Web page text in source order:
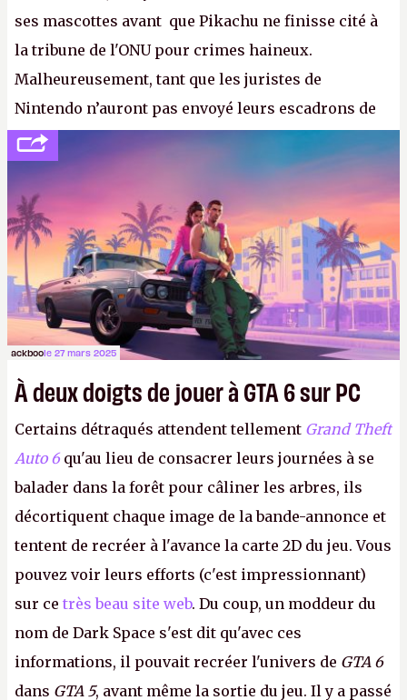
ses mascottes avant que Pikachu ne finisse cité à
la tribune de l'ONU pour crimes haineux.
Malheureusement, tant que les juristes de
Nintendo n’auront pas envoyé leurs escadrons de
la mort judiciaires pour distribuer du copyright
strike à tour de bras, l'Oncle Sam continuera
d'étaler sa confiture intellectuelle sur vos
souvenirs d'enfance.P.
ackboole 27 mars 2025
À deux doigts de jouer à GTA 6 sur PC
Certains détraqués attendent tellement Grand Theft
Auto 6 qu'au lieu de consacrer leurs journées à se
balader dans la forêt pour câliner les arbres, ils
décortiquent chaque image de la bande-annonce et
tentent de recréer à l'avance la carte 2D du jeu. Vous
pouvez voir leurs efforts (c'est impressionnant)
sur ce très beau site web. Du coup, un moddeur du
nom de Dark Space s'est dit qu'avec ces
informations, il pouvait recréer l'univers de GTA 6
dans GTA 5, avant même la sortie du jeu. Il y a passé